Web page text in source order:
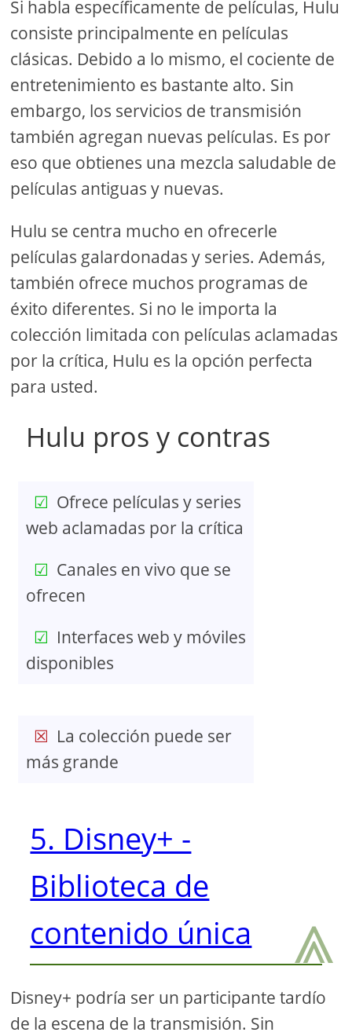
Si habla específicamente de películas, Hulu
consiste principalmente en películas
clásicas. Debido a lo mismo, el cociente de
entretenimiento es bastante alto. Sin
embargo, los servicios de transmisión
también agregan nuevas películas. Es por
eso que obtienes una mezcla saludable de
películas antiguas y nuevas.
Hulu se centra mucho en ofrecerle
películas galardonadas y series. Además,
también ofrece muchos programas de
éxito diferentes. Si no le importa la
colección limitada con películas aclamadas
por la crítica, Hulu es la opción perfecta
para usted.
Hulu pros y contras
Ofrece películas y series
web aclamadas por la crítica
Canales en vivo que se
ofrecen
Interfaces web y móviles
disponibles
La colección puede ser
más grande
5. Disney+ -
Biblioteca de
contenido única
Disney+ podría ser un participante tardío
de la escena de la transmisión. Sin
⩓